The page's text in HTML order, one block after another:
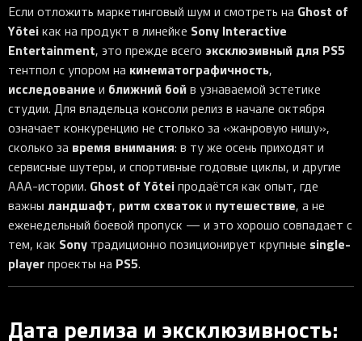
Если отложить маркетинговый шум и смотреть на Ghost of
Yōteiкак на продукт в линейке Sony Interactive
Entertainment, это прежде всего эксклюзивный для PS5
тентпол с упором на кинематографичность,
исследование и ближний бойв узнаваемой эстетике
студии. Для владельца консоли релиз в начале октября
означает конкуренцию не столько за «жанровую нишу»,
сколько за время внимания: в ту же осень приходят и
сервисные шутеры, и спортивные годовые циклы, и другие
AAA-истории. Ghost of Yōteiпродаётся как опыт, где
важны ландшафт, ритм схватоки путешествие, а не
еженедельный боевой пропуск — и это хорошо совпадает с
тем, как Sony традиционно позиционирует крупные single-
playerпроекты на PS5.
Дата релиза и эксклюзивность: